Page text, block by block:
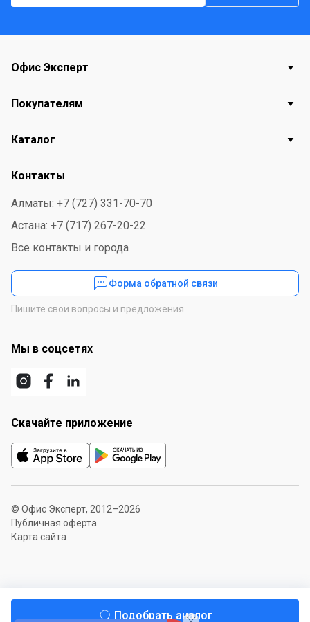
Подобрать аналог
Офис Эксперт
Покупателям
Каталог
Контакты
Алматы: +7 (727) 331-70-70
Астана: +7 (717) 267-20-22
Все контакты и города
Форма обратной связи
Пишите свои вопросы и предложения
Мы в соцсетях
Скачайте приложение
© Офис Эксперт, 2012–2026
Публичная оферта
Карта сайта